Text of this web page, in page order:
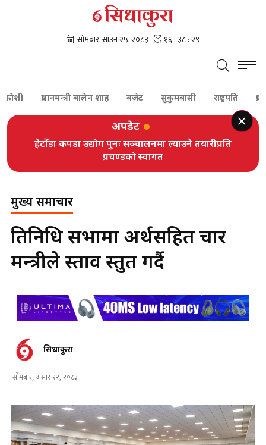
प्रधानमन्त्री बालेन शाह बजेट सुकुमबासी राष्ट्रपति
अपडेट
सन्दीप लामिछाने चार वर्षपछि फेरि बने कप्तान
प्रतिनिधि सभामा अर्थसहित चार
मन्त्रीले प्रस्ताव प्रस्तुत गर्दै